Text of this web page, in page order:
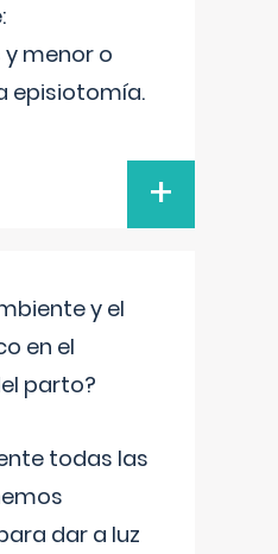
menor o
episiotomía.
+
y el
en el
parto?
todas las
dar a luz